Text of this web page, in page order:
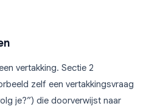
vertakking. Sectie 2
zelf een vertakkingsvraag
je?”) die doorverwijst naar